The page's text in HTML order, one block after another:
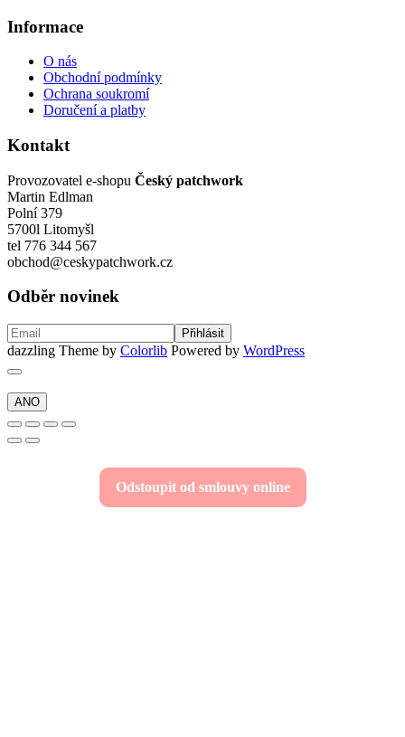
Informace
O nás
Obchodní podmínky
Ochrana soukromí
Doručení a platby
Kontakt
Provozovatel e-shopu Český patchwork
Martin Edlman
Polní 379
5700l Litomyšl
tel 776 344 567
obchod@ceskypatchwork.cz
Odběr novinek
dazzling Theme by Colorlib Powered by WordPress
ANO
Odstoupit od smlouvy online